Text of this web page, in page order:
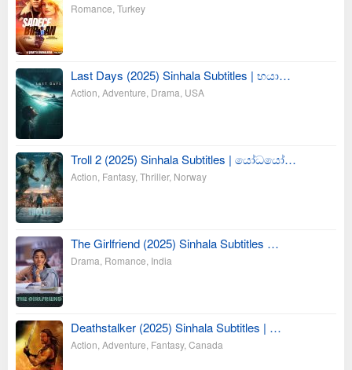
Romance Turkey
Last Days (2025) Sinhala Subtitles | භයා…
Action Adventure Drama USA
Troll 2 (2025) Sinhala Subtitles | යෝධයෝ…
Action Fantasy, Thriller, Norway
The Girlfriend (2025) Sinhala Subtitles …
Drama Romance India
Deathstalker (2025) Sinhala Subtitles | …
Action Adventure Fantasy, Canada